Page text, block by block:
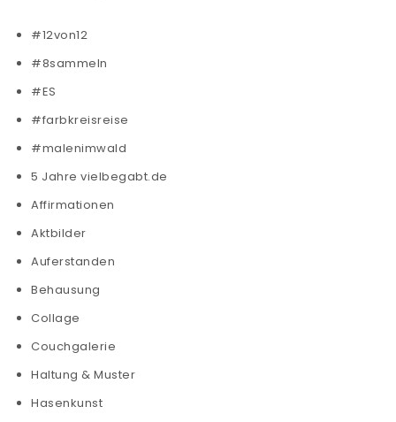
#12von12
#8sammeln
#ES
#farbkreisreise
#malenimwald
5 Jahre vielbegabt.de
Affirmationen
Aktbilder
Auferstanden
Behausung
Collage
Couchgalerie
Haltung & Muster
Hasenkunst